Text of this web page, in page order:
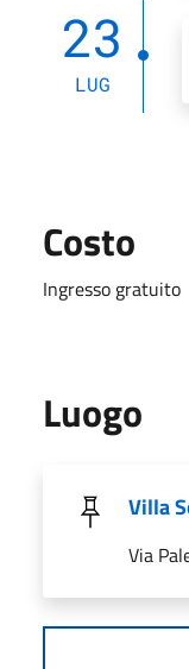
23
LUG
Costo
Ingresso gratuito
Luogo
Villa
Via